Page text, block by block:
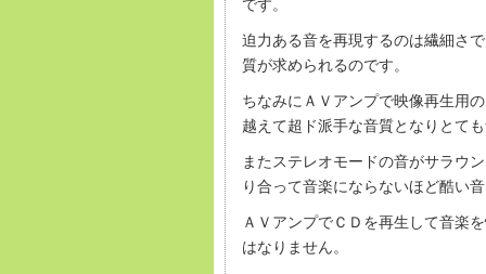
です。
迫力ある音を再現するのは繊細さ
質が求められるのです。
ちなみにＡＶアンプで映像再生用
越えて超ド派手な音質となりとて
またステレオモードの音がサラウ
り合って音楽にならないほど酷い
ＡＶアンプでＣＤを再生して音楽
はなりません。